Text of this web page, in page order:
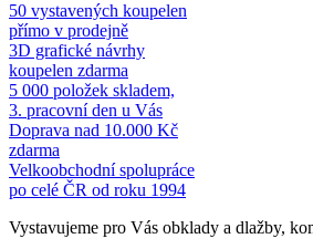
50 vystavených koupelen
přímo v prodejně
3D grafické návrhy
koupelen zdarma
5 000 položek skladem,
3. pracovní den u Vás
Doprava nad 10.000 Kč
zdarma
Velkoobchodní spolupráce
po celé ČR od roku 1994
Vystavujeme pro Vás obklady a dlažby,